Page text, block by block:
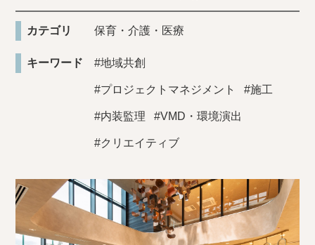
カテゴリ 保育・介護・医療
キーワード #地域共創
#プロジェクトマネジメント #施工
#内装監理 #VMD・環境演出
#クリエイティブ